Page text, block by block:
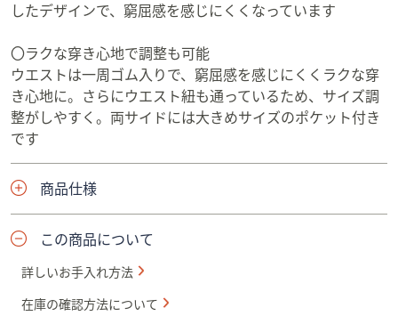
したデザインで、窮屈感を感じにくくなっています
〇ラクな穿き心地で調整も可能
ウエストは一周ゴム入りで、窮屈感を感じにくくラクな穿
き心地に。さらにウエスト紐も通っているため、サイズ調
整がしやすく。両サイドには大きめサイズのポケット付き
です
商品仕様
この商品について
詳しいお手入れ方法
在庫の確認方法について